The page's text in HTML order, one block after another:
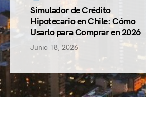
Simulador de Crédito
Hipotecario en Chile: Cómo
Usarlo para Comprar en 2026
Junio 18, 2026